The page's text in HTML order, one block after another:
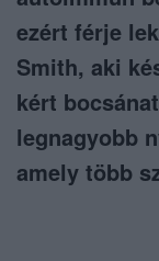
ezért férje
Smith, aki
kért
legnagyobb
amely több